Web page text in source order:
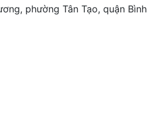
phường Tân Tạo, quận Bình